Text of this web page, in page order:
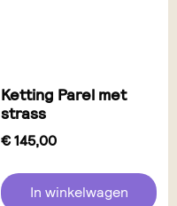
Ketting Parel met
strass
€145,00
In winkelwagen